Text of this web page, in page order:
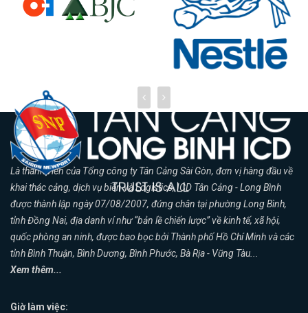
Là thành viên của Tổng công ty Tân Cảng Sài Gòn, đơn vị hàng đầu về
khai thác cảng, dịch vụ biển và Logistics, ICD Tân Cảng - Long Bình
được thành lập ngày 07/08/2007, đứng chân tại phường Long Bình,
tỉnh Đồng Nai, địa danh ví như “bản lề chiến lược” về kinh tế, xã hội,
quốc phòng an ninh, được bao bọc bởi Thành phố Hồ Chí Minh và các
tỉnh Bình Thuận, Bình Dương, Bình Phước, Bà Rịa - Vũng Tàu...
Xem thêm...
Giờ làm việc: